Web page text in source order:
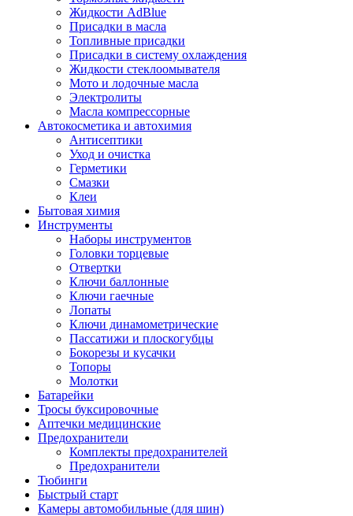
Жидкости AdBlue
Присадки в масла
Топливные присадки
Присадки в систему охлаждения
Жидкости стеклоомывателя
Мото и лодочные масла
Электролиты
Масла компрессорные
Автокосметика и автохимия
Антисептики
Уход и очистка
Герметики
Смазки
Клеи
Бытовая химия
Инструменты
Наборы инструментов
Головки торцевые
Отвертки
Ключи баллонные
Ключи гаечные
Лопаты
Ключи динамометрические
Пассатижи и плоскогубцы
Бокорезы и кусачки
Топоры
Молотки
Батарейки
Тросы буксировочные
Аптечки медицинские
Предохранители
Комплекты предохранителей
Предохранители
Тюбинги
Быстрый старт
Камеры автомобильные (для шин)